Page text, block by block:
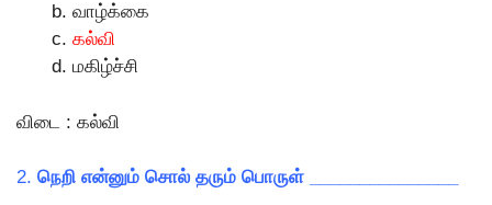
வாழ்க்கை
கல்வி
மகிழ்ச்சி
விடை : கல்வி
2. நெறி என்னும் சொல் தரும் பொருள் _______________